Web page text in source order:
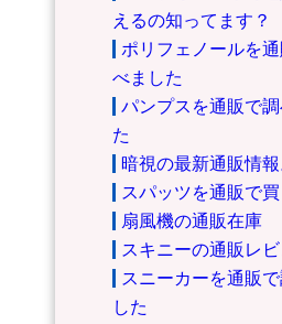
えるの知ってます？
ポリフェノールを
べました
パンプスを通販で
た
暗視の最新通販情報
スパッツを通販で
扇風機の通販在庫
スキニーの通販レ
スニーカーを通販で
した